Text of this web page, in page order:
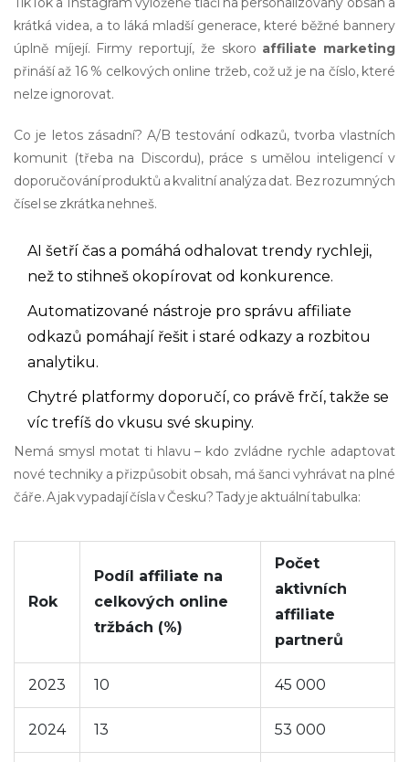
krátká videa, a to láká mladší generace, které běžné bannery
úplně míjejí. Firmy reportují, že skoro affiliate marketing
přináší až 16 % celkových online tržeb, což už je na číslo, které
nelze ignorovat.
Co je letos zásadní? A/B testování odkazů, tvorba vlastních
komunit (třeba na Discordu), práce s umělou inteligencí v
doporučování produktů a kvalitní analýza dat. Bez rozumných
čísel se zkrátka nehneš.
AI šetří čas a pomáhá odhalovat trendy rychleji,
než to stihneš okopírovat od konkurence.
Automatizované nástroje pro správu affiliate
odkazů pomáhají řešit i staré odkazy a rozbitou
analytiku.
Chytré platformy doporučí, co právě frčí, takže se
víc trefíš do vkusu své skupiny.
Nemá smysl motat ti hlavu – kdo zvládne rychle adaptovat
nové techniky a přizpůsobit obsah, má šanci vyhrávat na plné
čáře. A jak vypadají čísla v Česku? Tady je aktuální tabulka:
Rok
Podíl affiliate na
celkových online
tržbách (%)
Počet
aktivních
affiliate
partnerů
2023 10 45 000
2024 13 53 000